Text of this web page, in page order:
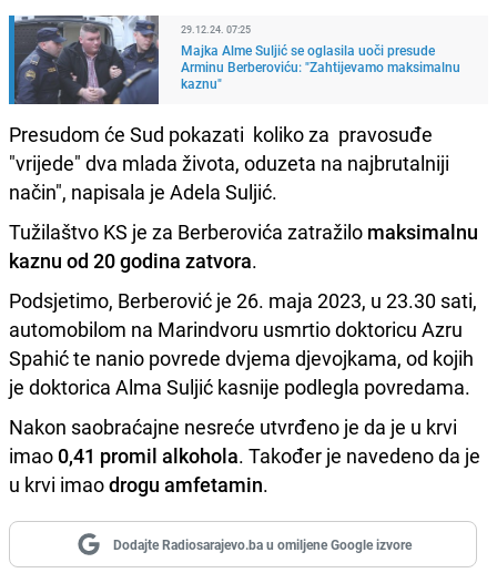
29.12.24. 07:25
Majka Alme Suljić se oglasila uoči presude
Arminu Berberoviću: "Zahtijevamo maksimalnu
kaznu"
Presudom će Sud pokazati koliko za pravosuđe
"vrijede" dva mlada života, oduzeta na najbrutalniji
način", napisala je Adela Suljić.
Tužilaštvo KS je za Berberovića zatražilo maksimalnu
kaznu od 20 godina zatvora.
Podsjetimo, Berberović je 26. maja 2023, u 23.30 sati,
automobilom na Marindvoru usmrtio doktoricu Azru
Spahić te nanio povrede dvjema djevojkama, od kojih
je doktorica Alma Suljić kasnije podlegla povredama.
Nakon saobraćajne nesreće utvrđeno je da je u krvi
imao 0,41 promil alkohola. Također je navedeno da je
u krvi imaodrogu amfetamin.
Dodajte Radiosarajevo.ba u omiljene Google izvore